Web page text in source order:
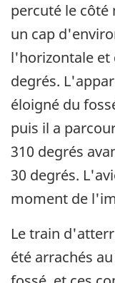
percuté le côté
un cap
l'horizontale et
degrés.
éloigné du
puis il a
310 degrés
30 degrés.
moment de
Le train
été arrachés